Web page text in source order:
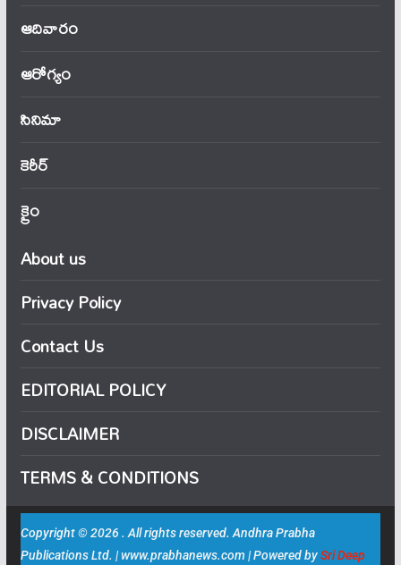
ఆదివారం
ఆరోగ్యం
సినిమా
కెరీర్
క్రైం
About us
Privacy Policy
Contact Us
EDITORIAL POLICY
DISCLAIMER
TERMS & CONDITIONS
Copyright © 2026 . All rights reserved. Andhra Prabha
Publications Ltd. | www.prabhanews.com | Powered bySri Deep